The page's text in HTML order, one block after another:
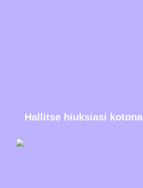
Hallitse hiuksiasi kotona